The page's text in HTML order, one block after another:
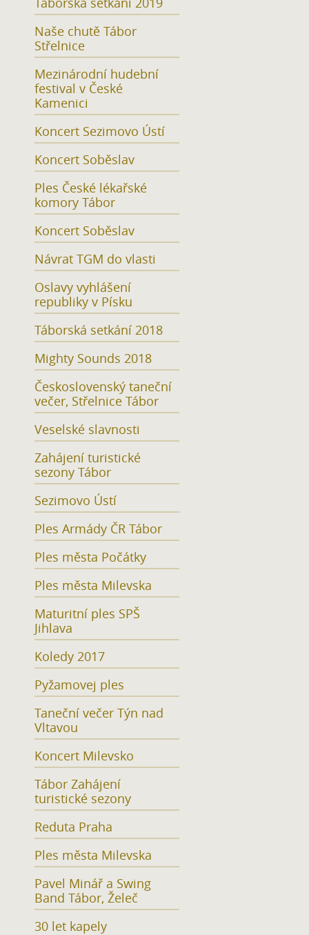
Naše chutě Tábor
Střelnice
Mezinárodní hudební
festival v České
Kamenici
Koncert Sezimovo Ústí
Koncert Soběslav
Ples České lékařské
komory Tábor
Koncert Soběslav
Návrat TGM do vlasti
Oslavy vyhlášení
republiky v Písku
Táborská setkání 2018
Mighty Sounds 2018
Československý taneční
večer, Střelnice Tábor
Veselské slavnosti
Zahájení turistické
sezony Tábor
Sezimovo Ústí
Ples Armády ČR Tábor
Ples města Počátky
Ples města Milevska
Maturitní ples SPŠ
Jihlava
Koledy 2017
Pyžamovej ples
Taneční večer Týn nad
Vltavou
Koncert Milevsko
Tábor Zahájení
turistické sezony
Reduta Praha
Ples města Milevska
Pavel Minář a Swing
Band Tábor, Želeč
30 let kapely